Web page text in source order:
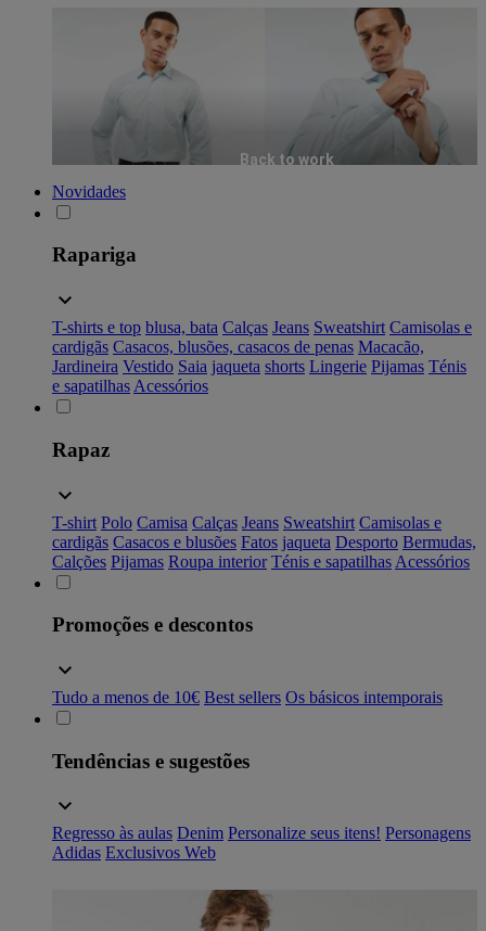
Back to work
Novidades
Rapariga
T-shirts e top blusa, bata Calças Jeans Sweatshirt Camisolas e
cardigãs Casacos, blusões, casacos de penas Macacão,
Jardineira Vestido Saia jaqueta shorts Lingerie Pijamas Ténis
e sapatilhas Acessórios
Rapaz
T-shirt Polo Camisa Calças Jeans Sweatshirt Camisolas e
cardigãs Casacos e blusões Fatos jaqueta Desporto Bermudas,
Calções Pijamas Roupa interior Ténis e sapatilhas Acessórios
Promoções e descontos
Tudo a menos de 10€ Best sellers Os básicos intemporais
Tendências e sugestões
Regresso às aulas Denim Personalize seus itens! Personagens
Adidas Exclusivos Web